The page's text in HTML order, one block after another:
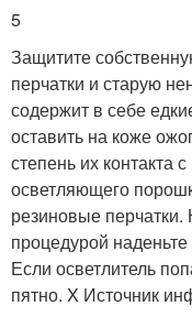
5
Защитите
перчатки и старую
содержит в себе
оставить на коже
степень их
осветляющего
резиновые
процедурой
Если осветлитель
пятно. X Источник